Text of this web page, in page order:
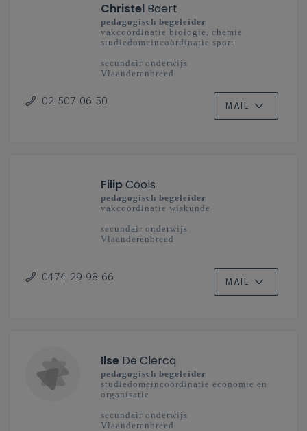
Christel Baert
pedagogisch begeleider
vakcoördinatie biologie, chemie
studiedomeincoördinatie sport
secundair onderwijs
Vlaanderenbreed
02 507 06 50 MAIL
FilipCools
pedagogisch begeleider
vakcoördinatie wiskunde
secundair onderwijs
Vlaanderenbreed
0474 29 98 66 MAIL
Ilse De Clercq
pedagogisch begeleider
studiedomeincoördinatie economie en
organisatie
secundair onderwijs
Vlaanderenbreed